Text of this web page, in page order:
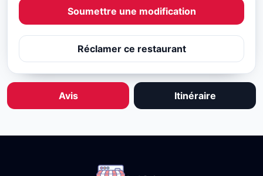
Soumettre une modification
Réclamer ce restaurant
Avis Itinéraire